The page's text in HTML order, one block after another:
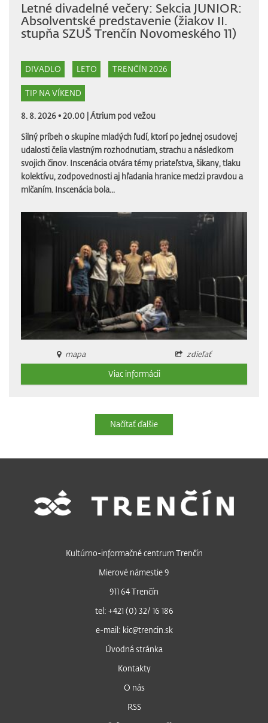
Letné divadelné večery: Sekcia JUNIOR:
Absolventské predstavenie (žiakov II.
stupňa SZUŠ Trenčín Novomeského 11)
DIVADLO LETO TRENČÍN 2026
TIP NA VÍKEND
8. 8. 2026 • 20.00 |Átrium pod vežou
Silný príbeh o skupine mladých ľudí, ktorí po jednej osudovej
udalosti čelia vlastným rozhodnutiam, strachu a následkom
svojich činov. Inscenácia otvára témy priateľstva, šikany, tlaku
kolektívu, zodpovednosti aj hľadania hranice medzi pravdou a
mlčaním. Inscenácia bola...
mapa
zdieľať
Viac informácii
Načítať ďalšie
Kultúrno-informačné centrum Trenčín
Mierové námestie 9
911 64 Trenčín
tel: +421 (0) 32/ 16 186
e-mail: kic@trencin.sk
Úvodná stránka
Kontakty
O nás
RSS